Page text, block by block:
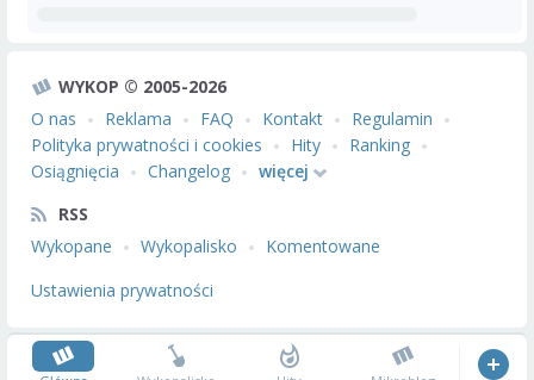
WYKOP © 2005-2026
O nas
Reklama FAQ Kontakt
Regulamin
Polityka prywatności i cookies
Hity
Ranking
Osiągnięcia
Changelog
więcej
RSS
Wykopane
Wykopalisko
Komentowane
Ustawienia prywatności